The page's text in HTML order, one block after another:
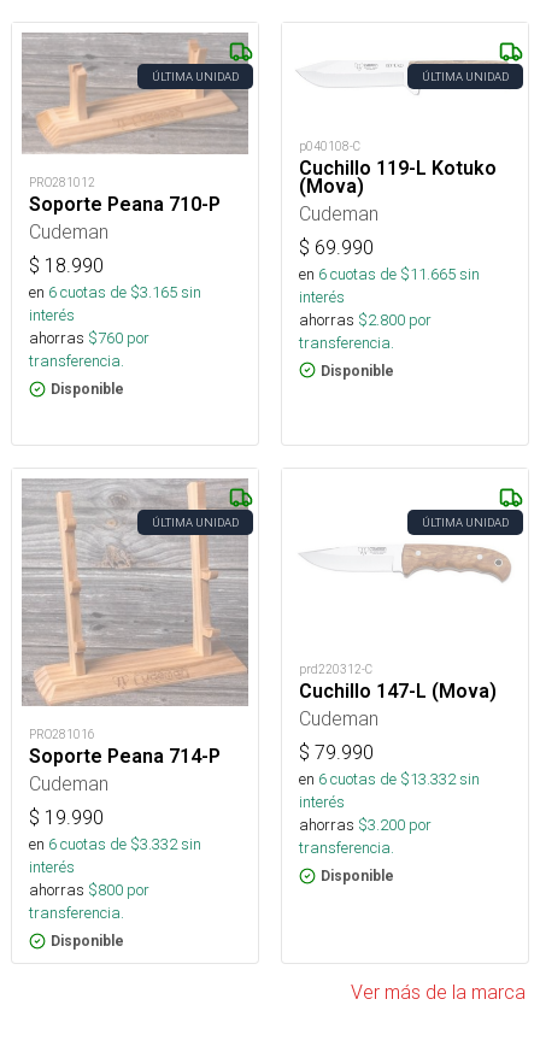
ÚLTIMA UNIDAD
PRO281012
Soporte Peana 710-P
Cudeman
$ 18.990
en 6cuotas de $3.165sin
interés
ahorras $760 por
transferencia.
Disponible
ÚLTIMA UNIDAD
p040108-C
Cuchillo 119-L Kotuko
(Mova)
Cudeman
$ 69.990
en 6cuotas de $11.665sin
interés
ahorras $2.800 por
transferencia.
Disponible
ÚLTIMA UNIDAD
PRO281016
Soporte Peana 714-P
Cudeman
$ 19.990
en 6cuotas de $3.332sin
interés
ahorras $800 por
transferencia.
Disponible
ÚLTIMA UNIDAD
prd220312-C
Cuchillo 147-L (Mova)
Cudeman
$ 79.990
en 6cuotas de $13.332sin
interés
ahorras $3.200 por
transferencia.
Disponible
Ver más de la marca